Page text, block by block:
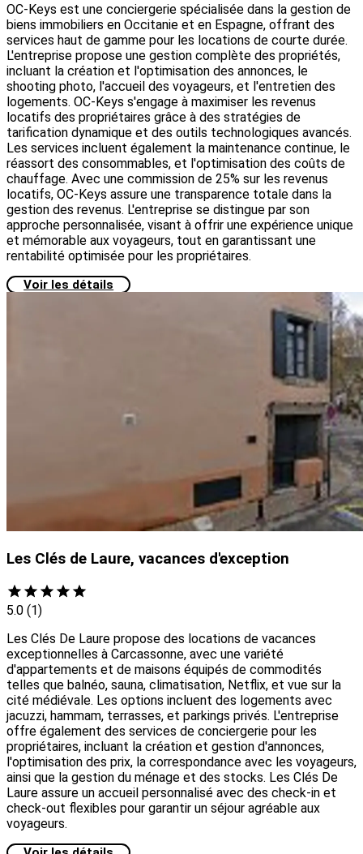
OC-Keys est une conciergerie spécialisée dans la gestion de
biens immobiliers en Occitanie et en Espagne, offrant des
services haut de gamme pour les locations de courte durée.
L'entreprise propose une gestion complète des propriétés,
incluant la création et l'optimisation des annonces, le
shooting photo, l'accueil des voyageurs, et l'entretien des
logements. OC-Keys s'engage à maximiser les revenus
locatifs des propriétaires grâce à des stratégies de
tarification dynamique et des outils technologiques avancés.
Les services incluent également la maintenance continue, le
réassort des consommables, et l'optimisation des coûts de
chauffage. Avec une commission de 25% sur les revenus
locatifs, OC-Keys assure une transparence totale dans la
gestion des revenus. L'entreprise se distingue par son
approche personnalisée, visant à offrir une expérience unique
et mémorable aux voyageurs, tout en garantissant une
rentabilité optimisée pour les propriétaires.
Voir les détails
Les Clés de Laure, vacances d'exception
5.0 (1)
Les Clés De Laure propose des locations de vacances
exceptionnelles à Carcassonne, avec une variété
d'appartements et de maisons équipés de commodités
telles que balnéo, sauna, climatisation, Netflix, et vue sur la
cité médiévale. Les options incluent des logements avec
jacuzzi, hammam, terrasses, et parkings privés. L'entreprise
offre également des services de conciergerie pour les
propriétaires, incluant la création et gestion d'annonces,
l'optimisation des prix, la correspondance avec les voyageurs,
ainsi que la gestion du ménage et des stocks. Les Clés De
Laure assure un accueil personnalisé avec des check-in et
check-out flexibles pour garantir un séjour agréable aux
voyageurs.